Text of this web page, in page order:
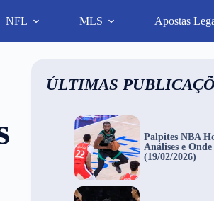
NFL MLS Apostas
ÚLTIMAS
Palpites NBA
Análises e
(19/02/2026)